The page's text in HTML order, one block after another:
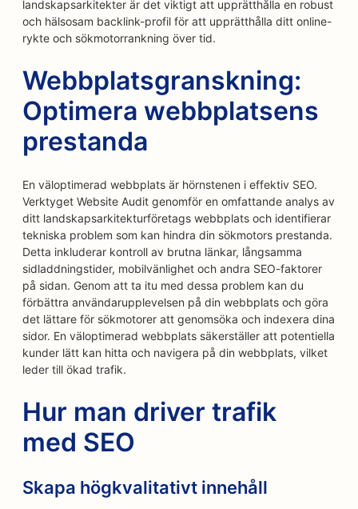
landskapsarkitekter är det viktigt att upprätthålla en robust
och hälsosam backlink-profil för att upprätthålla ditt online-
rykte och sökmotorrankning över tid.
Webbplatsgranskning:
Optimera webbplatsens
prestanda
En väloptimerad webbplats är hörnstenen i effektiv SEO.
Verktyget Website Audit genomför en omfattande analys av
ditt landskapsarkitekturföretags webbplats och identifierar
tekniska problem som kan hindra din sökmotors prestanda.
Detta inkluderar kontroll av brutna länkar, långsamma
sidladdningstider, mobilvänlighet och andra SEO-faktorer
på sidan. Genom att ta itu med dessa problem kan du
förbättra användarupplevelsen på din webbplats och göra
det lättare för sökmotorer att genomsöka och indexera dina
sidor. En väloptimerad webbplats säkerställer att potentiella
kunder lätt kan hitta och navigera på din webbplats, vilket
leder till ökad trafik.
Hur man driver trafik
med SEO
Skapa högkvalitativt innehåll